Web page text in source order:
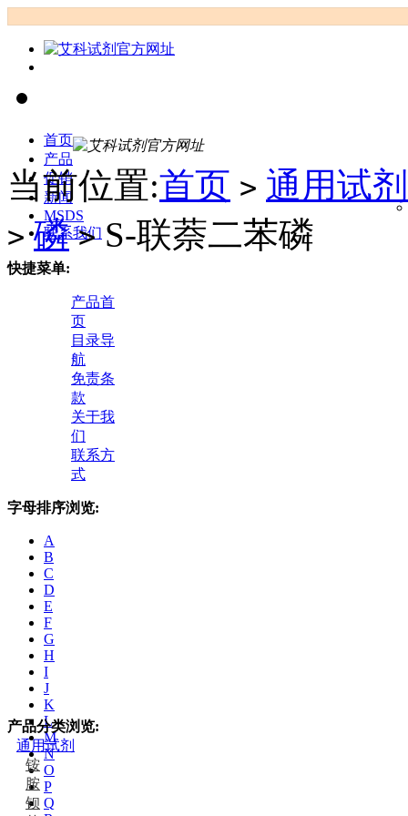
首页
产品
促销
新闻
MSDS
联系我们
当前位置:首页 > 通用试剂
> 磷 >S-联萘二苯磷
快捷菜单:
产品首
页
目录导
航
免责条
款
关于我
们
联系方
式
字母排序浏览:
A
B
C
D
E
F
G
H
I
J
K
L
M
N
O
P
Q
产品分类浏览:
通用试剂
铵
胺
钡